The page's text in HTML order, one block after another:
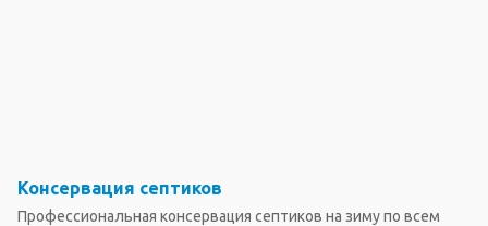
Консервация септиков
Профессиональная консервация септиков на зиму по всем